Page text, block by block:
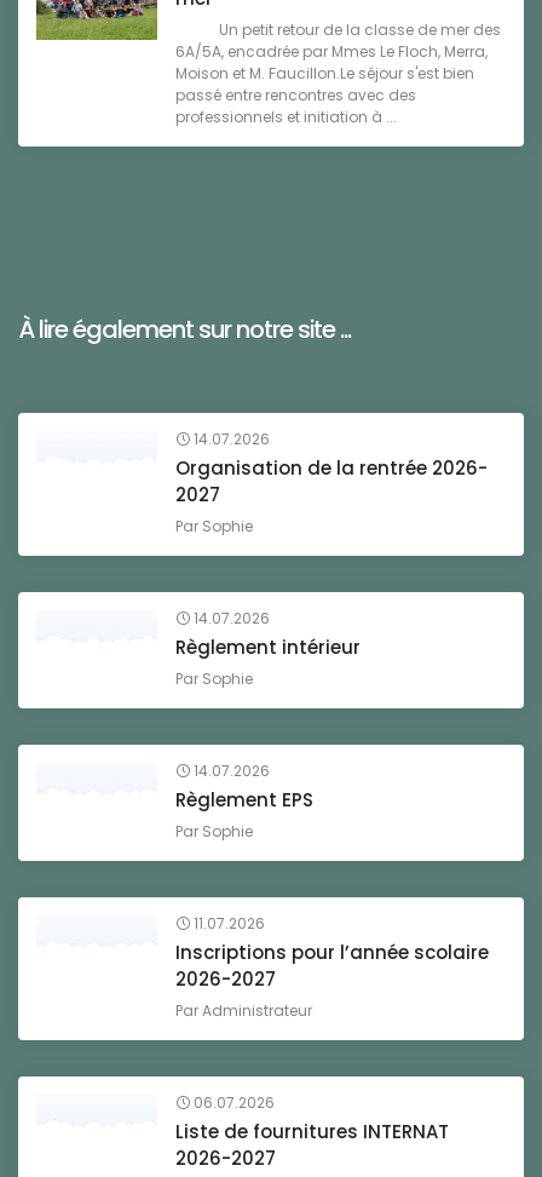
Un petit retour de la classe de mer des
6A/5A, encadrée par Mmes Le Floch, Merra,
Moison et M. Faucillon.Le séjour s'est bien
passé entre rencontres avec des
professionnels et initiation à ...
À lire également sur notre site ...
14.07.2026
Organisation de la rentrée 2026-
2027
Par Sophie
14.07.2026
Règlement intérieur
Par Sophie
14.07.2026
Règlement EPS
Par Sophie
11.07.2026
Inscriptions pour l’année scolaire
2026-2027
ParAdministrateur
06.07.2026
Liste de fournitures INTERNAT
2026-2027